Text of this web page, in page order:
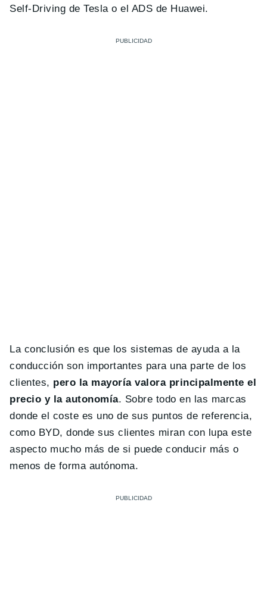
Self-Driving de Tesla o el ADS de Huawei.
La conclusión es que los sistemas de ayuda a la
conducción son importantes para una parte de los
clientes, pero la mayoría valora principalmente el
precio y la autonomía. Sobre todo en las marcas
donde el coste es uno de sus puntos de referencia,
como BYD, donde sus clientes miran con lupa este
aspecto mucho más de si puede conducir más o
menos de forma autónoma.